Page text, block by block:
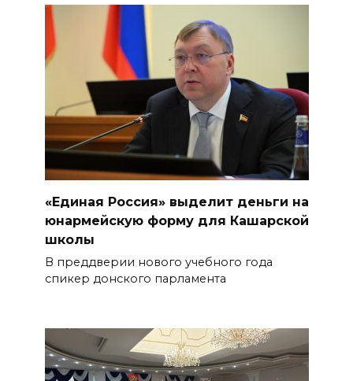
«Единая Россия» выделит деньги на
юнармейскую форму для Кашарской
школы
В преддверии нового учебного года
спикер донского парламента